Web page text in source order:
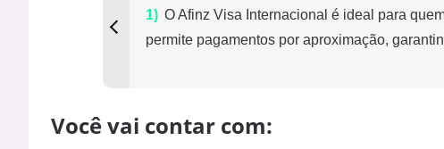
O Afinz Visa Internacional é ideal para
permite pagamentos por aproximação,
Você vai contar com: